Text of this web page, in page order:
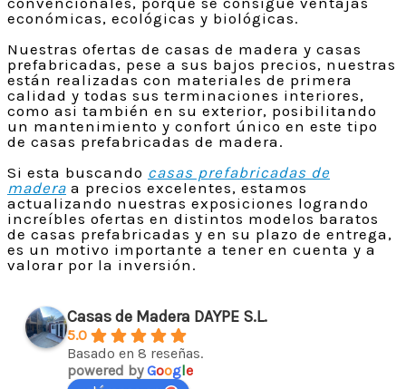
económicas, ecológicas y biológicas.
Nuestras ofertas de casas de madera y casas
prefabricadas, pese a sus bajos precios, nuestras
están realizadas con materiales de primera
calidad y todas sus terminaciones interiores,
como asi también en su exterior, posibilitando
un mantenimiento y confort único en este tipo
de casas prefabricadas de madera.
Si esta buscando casas prefabricadas de
madera a precios excelentes, estamos
actualizando nuestras exposiciones logrando
increíbles ofertas en distintos modelos baratos
de casas prefabricadas y en su plazo de entrega,
es un motivo importante a tener en cuenta y a
valorar por la inversión.
Casas de Madera DAYPE S.L.
5.0
Basado en 8 reseñas.
powered byGoogle